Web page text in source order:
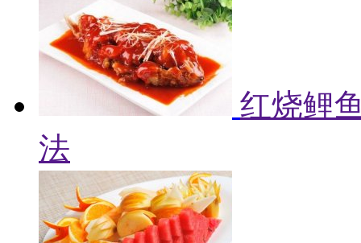
红烧鲤
法